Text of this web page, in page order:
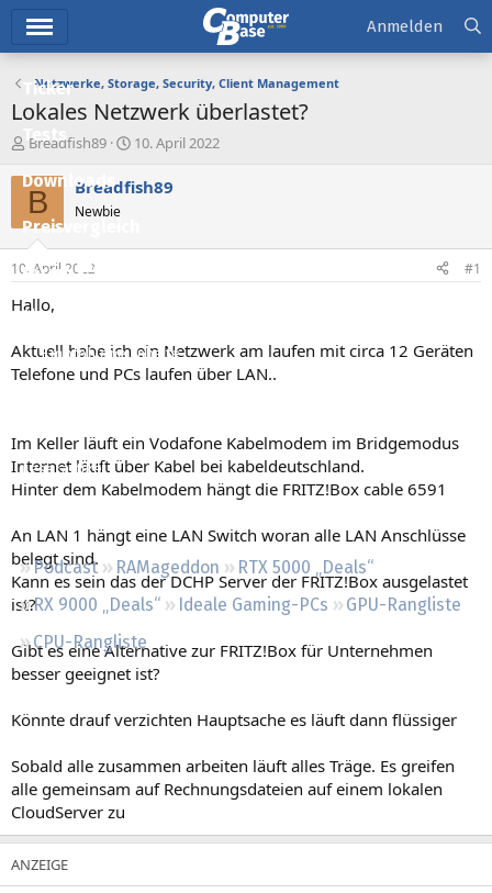
Ticker
Tests
Downloads
Preisvergleich
Forum
Aktuelles
Empfohlene Inhalte
Leserartikel
Podcast RAMageddon
RTX 5000 „Deals“
RX 9000 „Deals“
Ideale Gaming-PCs
GPU-Rangliste
CPU-Rangliste
Anmelden
Netzwerke, Storage, Security, Client Management
Lokales Netzwerk überlastet?
E
s
e
e
r
Breadfish89
E
s
t
10. April 2022
B Breadfish89
Newbie
10. April 2022 #1
Hallo,
Aktuell habe ich ein Netzwerk am laufen mit circa 12 Geräten
Telefone und PCs laufen über LAN..
Im Keller läuft ein Vodafone Kabelmodem im Bridgemodus
Internet läuft über Kabel bei kabeldeutschland.
Hinter dem Kabelmodem hängt die FRITZ!Box cable 6591
An LAN 1 hängt eine LAN Switch woran alle LAN Anschlüsse
belegt sind.
Kann es sein das der DCHP Server der FRITZ!Box ausgelastet
ist?
Gibt es eine Alternative zur FRITZ!Box für Unternehmen
besser geeignet ist?
Könnte drauf verzichten Hauptsache es läuft dann flüssiger
Sobald alle zusammen arbeiten läuft alles Träge. Es greifen
alle gemeinsam auf Rechnungsdateien auf einem lokalen
CloudServer zu